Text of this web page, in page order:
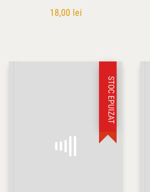
18,00 lei
STOC EPUIZAT